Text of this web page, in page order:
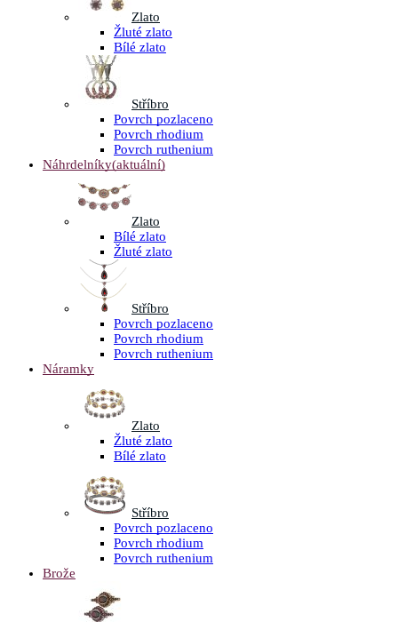
Zlato
Žluté zlato
Bílé zlato
Stříbro
Povrch pozlaceno
Povrch rhodium
Povrch ruthenium
Náhrdelníky(aktuální)
Zlato
Bílé zlato
Žluté zlato
Stříbro
Povrch pozlaceno
Povrch rhodium
Povrch ruthenium
Náramky
Zlato
Žluté zlato
Bílé zlato
Stříbro
Povrch pozlaceno
Povrch rhodium
Povrch ruthenium
Brože